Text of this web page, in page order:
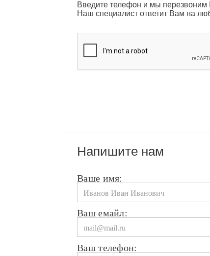
Введите телефон и мы перезвоним
Наш специалист ответит Вам на
Напишите нам
Ваше имя:
Ваш емайл:
Ваш телефон: